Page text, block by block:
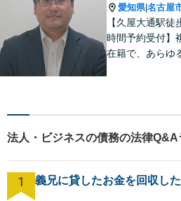
愛知県|名古屋
【久屋大通駅
時間予約受付】
在籍で、あらゆ
は、一度ご相談
【当日・休日・
法人・ビジネスの債務の法律Q&A
1 義兄に貸したお金を回収し